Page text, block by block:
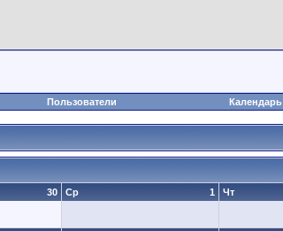
Пользователи Календарь
30 1
Ср Чт